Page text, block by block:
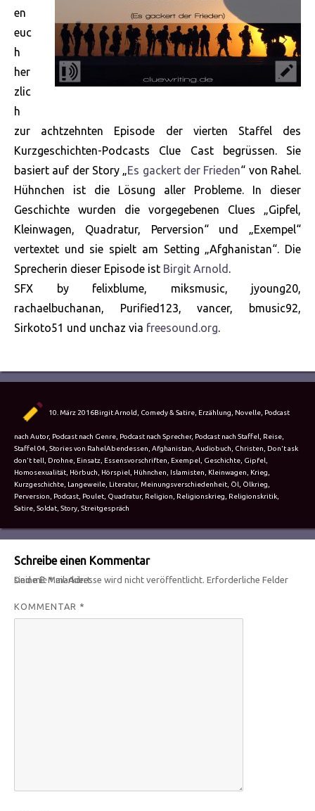
en
euc
h
her
zlic
h
zur achtzehnten Episode der vierten Staffel des
Kurzgeschichten-Podcasts Clue Cast begrüssen. Sie
basiert auf der Story „Es gackert der Frieden“ von Rahel.
Hühnchen ist die Lösung aller Probleme. In dieser
Geschichte wurden die vorgegebenen Clues „Gipfel,
Kleinwagen, Quadratur, Perversion“ und „Exempel“
vertextet und sie spielt am Setting „Afghanistan“. Die
Sprecherin dieser Episode ist Birgit Arnold .
SFX by felixblume, miksmusic, jyoung20,
rachaelbuchanan, Purified123, vancer, bmusic92,
Sirkoto51 und unchaz via freesound.org.
am
10. März 2016Birgit Arnold, Comedy & Satire, Erzählung, Novelle, Podcast
nach Autor, Podcast nach Genre, Podcast nach Sprecher, Podcast nach Staffel, Reise,
Staffel 04, Stories von RahelSchlagwörter
Abendessen, Afghanistan, Audiobuch, Christen, Don't ask
don't tell, Drohne, Einsatz, Essensvorschriften, Exempel, Geschichte, Gipfel,
Homosexualität, Hörbuch, Hörspiel, Hühnchen, Islamisten, Kleinwagen, Krieg,
Kurzgeschichte, Langeweile, Literatur, Meinungsverschiedenheit, Öl, Ölkrieg,
Perversion, Podcast, Poulet, Quadratur, Religion, Religionskrieg, Religionskritik,
Satire, Soldat, Story, Streitgespräch
Schreibe einen Kommentar
Deine E-Mail-Adresse wird nicht veröffentlicht.
Erforderliche Felder sind mit*markiert
KOMMENTAR *